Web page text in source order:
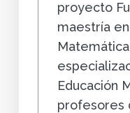
proyecto
maestría
Educación
profesores